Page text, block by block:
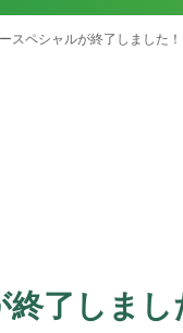
スペシャルが終了しました！
了しまし